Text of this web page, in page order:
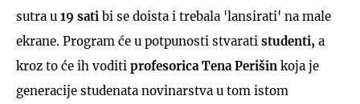
sutra u 19 sati bi se doista i trebala 'lansirati' na male
ekrane. Program će u potpunosti stvarati studenti, a
kroz to će ih voditi profesorica Tena Perišin koja je
generacije studenata novinarstva u tom istom